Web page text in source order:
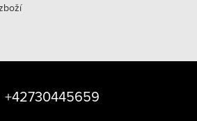
+42730445659